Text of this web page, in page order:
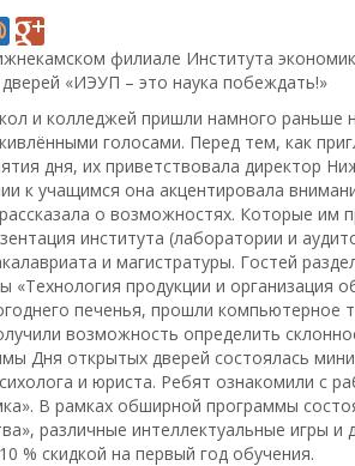
филиале Института
«ИЭУП – это наука побеждать!»
и колледжей пришли намного раньше
голосами. Перед тем, как
дня, их приветствовала директор
к учащимся она акцентировала
о возможностях. Которые им
института (лаборатории и
и магистратуры. Гостей
«Технология продукции и организация
печенья, прошли компьютерное
возможность определить
Дня открытых дверей состоялась
и юриста. Ребят ознакомили с
В рамках обширной программы
различные интеллектуальные игры
% скидкой на первый год обучения.